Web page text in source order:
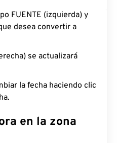
FUENTE (izquierda) y
desea convertir a
se actualizará
la fecha haciendo clic
en la zona